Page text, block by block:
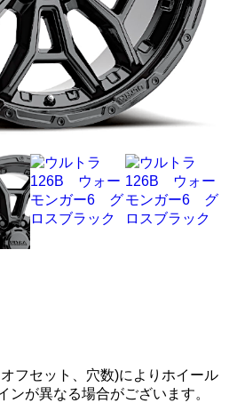
フセット、穴数)によりホイール
ンが異なる場合がございます。